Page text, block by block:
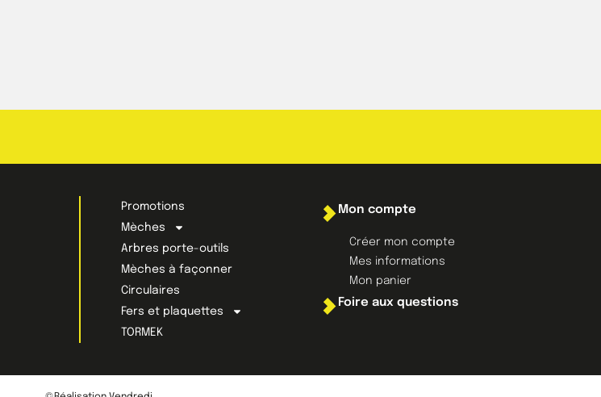
Promotions
Mèches
Arbres porte-outils
Mèches à façonner
Circulaires
Fers et plaquettes
TORMEK
Mon compte
Créer mon compte
Mes informations
Mon panier
Foire aux questions